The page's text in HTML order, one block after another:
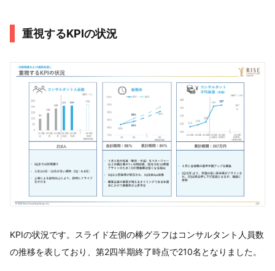
重視するKPIの状況
KPIの状況です。スライド左側の棒グラフはコンサルタント人員数
の推移を表しており、第2四半期終了時点で210名となりました。